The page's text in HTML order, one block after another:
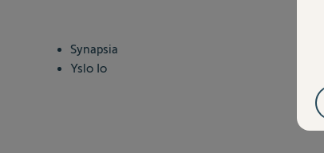
Synapsia
Yslo Io